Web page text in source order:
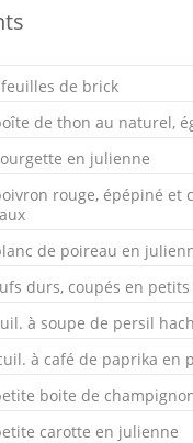
de brick
de thon au naturel,
en julienne
rouge, épépiné et
de poireau en
durs, coupés en
à soupe de persil
à café de paprika en
boite de
carotte en julienne